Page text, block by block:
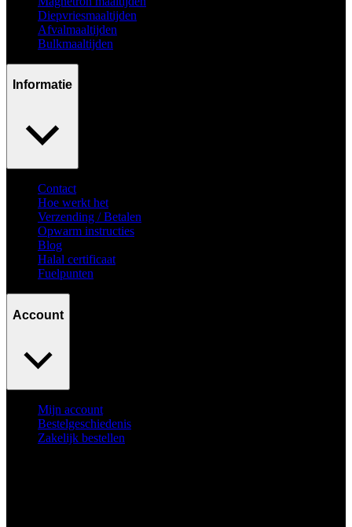
Diepvriesmaaltijden
Afvalmaaltijden
Bulkmaaltijden
Informatie
Contact
Hoe werkt het
Verzending / Betalen
Opwarm instructies
Blog
Halal certificaat
Fuelpunten
Account
Mijn account
Bestelgeschiedenis
Zakelijk bestellen